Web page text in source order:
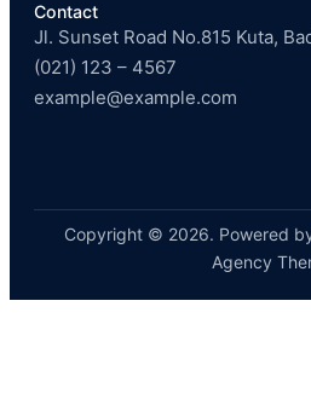
Contact
Jl. Sunset Road No.815 Kuta,
(021) 123 – 4567
example@example.com
Copyright © 2026. Powered
Agency